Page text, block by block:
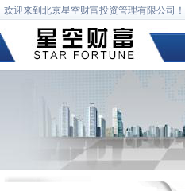
欢迎来到北京星空财富投资管理有限公司！